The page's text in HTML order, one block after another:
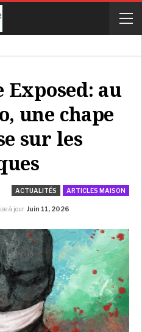
au
une chape
sur les
ACTUALITÉS ARTICLES MAISON
à jour Juin 11, 2026